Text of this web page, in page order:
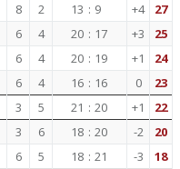
8 2 13 : 9 +4 27
6 4 20 : 17 +3 25
6 4 20 : 19 +1 24
6 4 16 : 16 0 23
3 5 21 : 20 +1 22
3 6 18 : 20 -2 20
6 5 18 : 21 -3 18